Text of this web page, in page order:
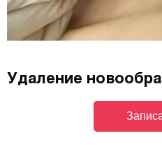
Удаление